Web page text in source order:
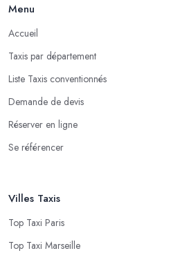
Menu
Accueil
Taxis par département
Liste Taxis conventionnés
Demande de devis
Réserver en ligne
Se référencer
Villes Taxis
Top Taxi Paris
Top Taxi Marseille